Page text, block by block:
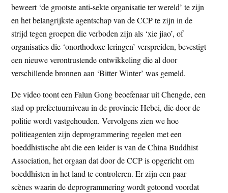
beweert ‘de grootste anti-sekte organisatie ter wereld’ te zijn
en het belangrijkste agentschap van de CCP te zijn in de
strijd tegen groepen die verboden zijn als ‘xie jiao’, of
organisaties die ‘onorthodoxe leringen’ verspreiden, bevestigt
een nieuwe verontrustende ontwikkeling die al door
verschillende bronnen aan ‘Bitter Winter’ was gemeld.
De video toont een Falun Gong beoefenaar uit Chengde, een
stad op prefectuurniveau in de provincie Hebei, die door de
politie wordt vastgehouden. Vervolgens zien we hoe
politieagenten zijn deprogrammering regelen met een
boeddhistische abt die een leider is van de China Buddhist
Association, het orgaan dat door de CCP is opgericht om
boeddhisten in het land te controleren. Er zijn een paar
scènes waarin de deprogrammering wordt getoond voordat